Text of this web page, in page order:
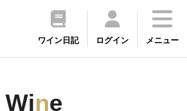
ワイン日記 ログイン メニュー
Wine